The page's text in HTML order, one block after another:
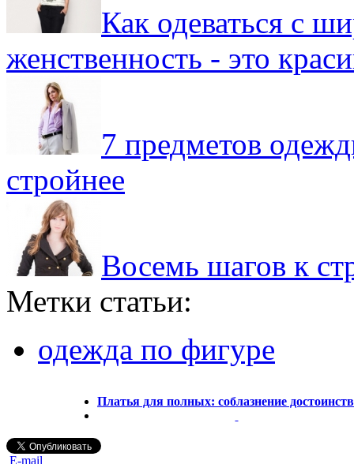
Как одеваться с
женственность - это
7 предметов
стройнее
Восемь шагов к
Метки статьи:
одежда по фигуре
Платья для полных: соблазнение
E-mail